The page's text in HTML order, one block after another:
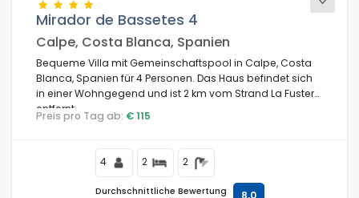
Mirador de Bassetes 4
Calpe, Costa Blanca, Spanien
Bequeme Villa mit Gemeinschaftspool in Calpe, Costa
Blanca, Spanien für 4 Personen. Das Haus befindet sich
in einer Wohngegend und ist 2 km vom Strand La Fustera
entfernt.
Preis pro Tag ab: € 115
4 2 2
Durchschnittliche Bewertung 8,0